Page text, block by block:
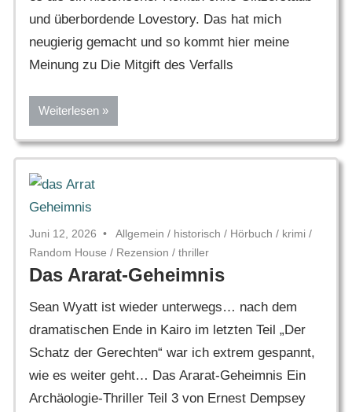
und überbordende Lovestory. Das hat mich
neugierig gemacht und so kommt hier meine
Meinung zu Die Mitgift des Verfalls
Weiterlesen
Juni 12, 2026 Allgemein / historisch / Hörbuch / krimi /
Random House / Rezension / thriller
Das Ararat-Geheimnis
Sean Wyatt ist wieder unterwegs… nach dem
dramatischen Ende in Kairo im letzten Teil „Der
Schatz der Gerechten“ war ich extrem gespannt,
wie es weiter geht… Das Ararat-Geheimnis Ein
Archäologie-Thriller Teil 3 von Ernest Dempsey